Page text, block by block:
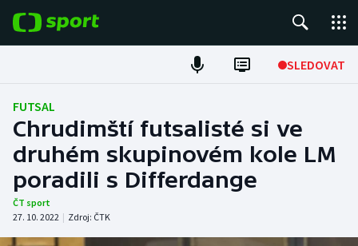
SLEDOVAT
Fotbal
Hokej
Tenis
Atletika
FUTSAL
Chrudimští futsalisté si ve
druhém skupinovém kole LM
poradili s Differdange
ČT sport
27. 10. 2022 | Zdroj: ČTK